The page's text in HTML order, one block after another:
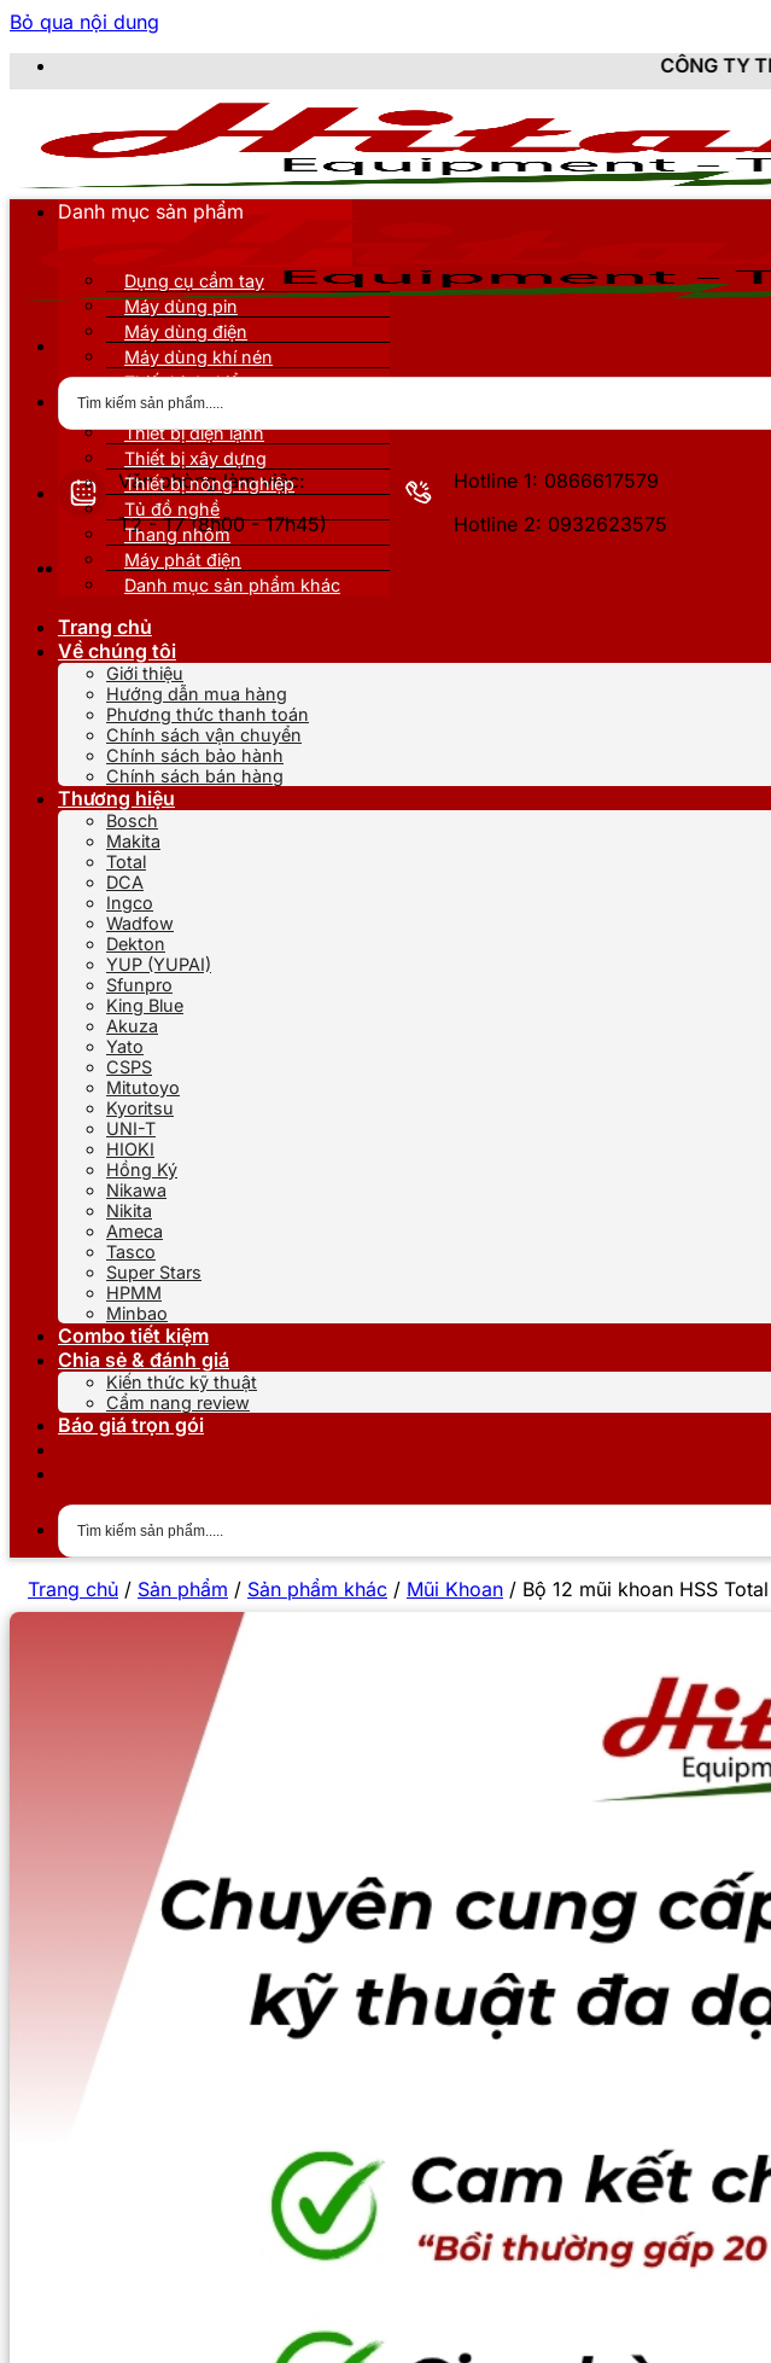
Bỏ qua nội dung
CÔNG TY TNHH THIẾT BỊ
Văn phòng làm việc:
T2 - T7 (8h00 - 17h45)
Hotline 1: 0866617579
Hotline 2: 0932623575
Danh mục sản phẩm
Dụng cụ cầm tay
Máy dùng pin
Máy dùng điện
Máy dùng khí nén
Thiết bị đo kiểm
Thiết bị nâng đỡ
Thiết bị điện lạnh
Thiết bị xây dựng
Thiết bị nông nghiệp
Tủ đồ nghề
Thang nhôm
Máy phát điện
Danh mục sản phẩm khác
Trang chủ
Về chúng tôi
Giới thiệu
Hướng dẫn mua hàng
Phương thức thanh toán
Chính sách vận chuyển
Chính sách bảo hành
Chính sách bán hàng
Thương hiệu
Bosch
Makita
Total
DCA
Ingco
Wadfow
Dekton
YUP (YUPAI)
Sfunpro
King Blue
Akuza
Yato
CSPS
Mitutoyo
Kyoritsu
UNI-T
HIOKI
Hồng Ký
Nikawa
Nikita
Ameca
Tasco
Super Stars
HPMM
Minbao
Combo tiết kiệm
Chia sẻ & đánh giá
Kiến thức kỹ thuật
Cẩm nang review
Báo giá trọn gói
Trang chủ / Sản phẩm / Sản phẩm khác / Mũi Khoan / Bộ 12 mũi khoan HSS Total